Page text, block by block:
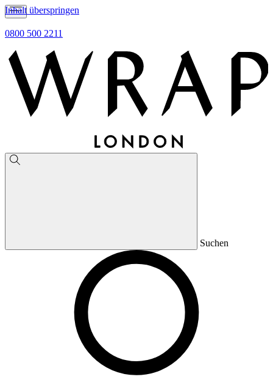
Inhalt überspringen
0800 500 2211
Suchen